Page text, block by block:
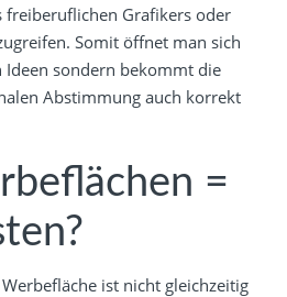
freiberuflichen Grafikers oder
Somit öffnet man sich
sondern bekommt die
Abstimmung auch korrekt
=
ist nicht gleichzeitig